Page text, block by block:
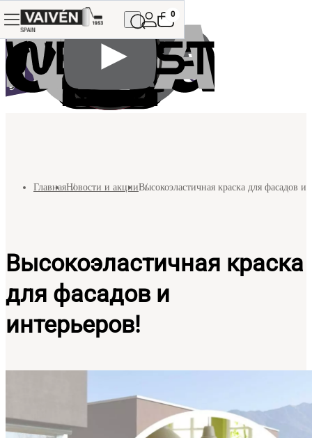
0
ГлавнаяНовости и акцииВысокоэластичная краска для фасадов и
Высокоэластичная краска
для фасадов и
интерьеров!